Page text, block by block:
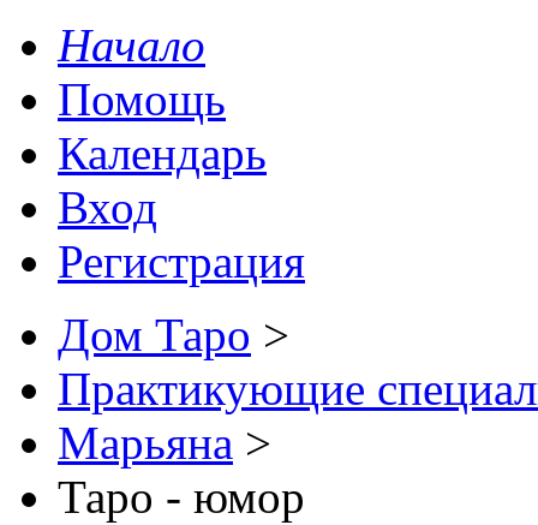
Начало
Помощь
Календарь
Вход
Регистрация
Дом Таро >
Практикующие
Марьяна >
Таро - юмор